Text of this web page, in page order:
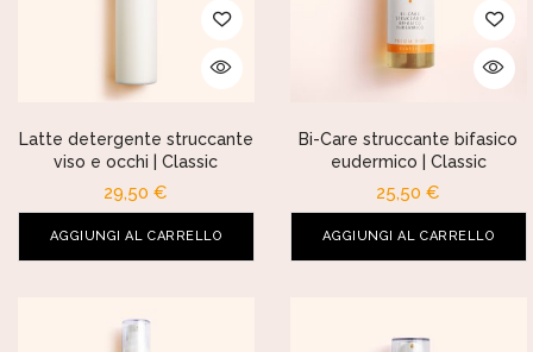
Latte detergente struccante
viso e occhi | Classic
29,50€
AGGIUNGI AL CARRELLO
Bi-Care struccante bifasico
eudermico | Classic
25,50€
AGGIUNGI AL CARRELLO